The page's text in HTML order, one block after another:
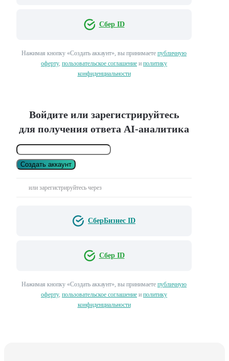
Сбер ID
Нажимая кнопку «Создать аккаунт», вы принимаете публичную
оферту, пользовательское соглашение и политику
конфиденциальности
Войдите или зарегистрируйтесь
для получения ответа AI-аналитика
Создать аккаунт
или зарегистрируйтесь через
СберБизнес ID
Сбер ID
Нажимая кнопку «Создать аккаунт», вы принимаете публичную
оферту, пользовательское соглашение и политику
конфиденциальности